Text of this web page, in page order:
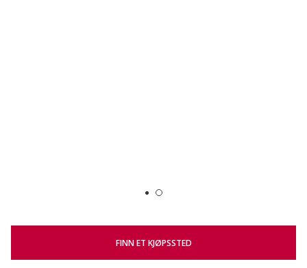
FINN ET KJØPSSTED